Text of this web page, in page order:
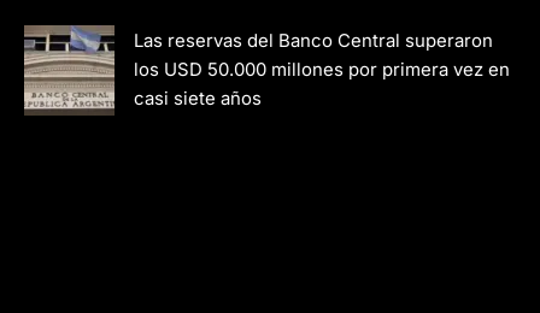
Las reservas del Banco Central superaron
los USD 50.000 millones por primera vez en
casi siete años